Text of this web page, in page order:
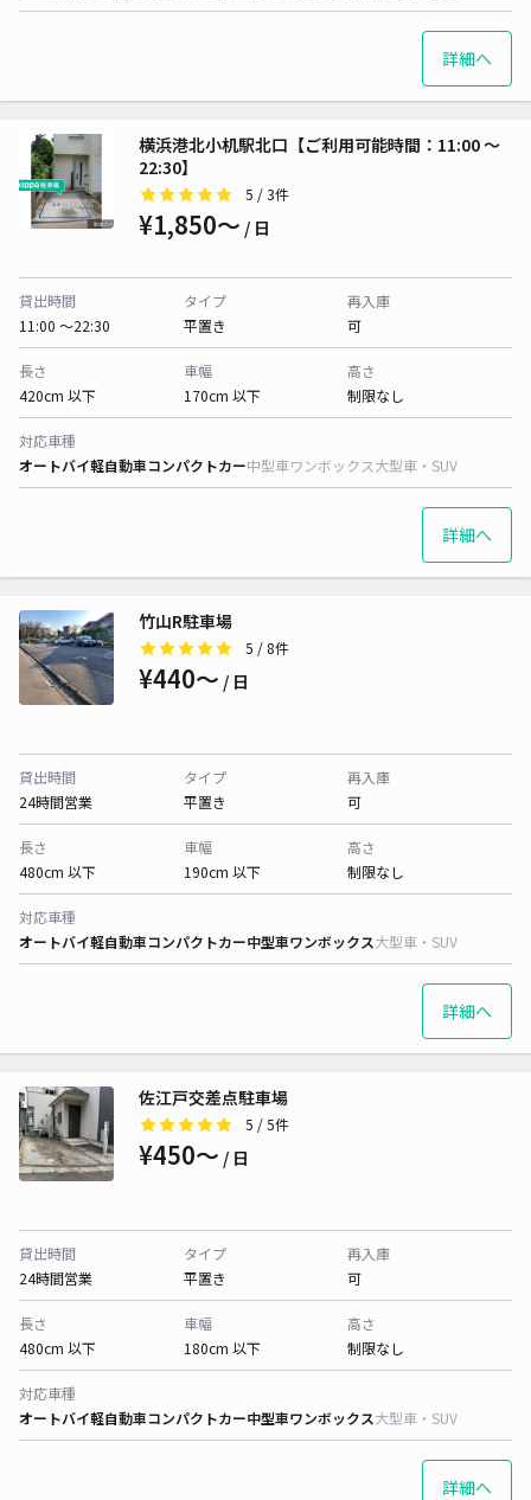
詳細へ
横浜港北小机駅北口【ご利用可能時間：11:00 〜
22:30】
5 / 3件
¥1,850〜 / 日
貸出時間
11:00 〜22:30
タイプ
平置き
再入庫
可
長さ
420cm 以下
車幅
170cm 以下
高さ
制限なし
対応車種
オートバイ軽自動車コンパクトカー中型車ワンボックス大型車・SUV
詳細へ
竹山R駐車場
5 / 8件
¥440〜 / 日
貸出時間
24時間営業
タイプ
平置き
再入庫
可
長さ
480cm 以下
車幅
190cm 以下
高さ
制限なし
対応車種
オートバイ軽自動車コンパクトカー中型車ワンボックス大型車・SUV
詳細へ
佐江戸交差点駐車場
5 / 5件
¥450〜 / 日
貸出時間
24時間営業
タイプ
平置き
再入庫
可
長さ
480cm 以下
車幅
180cm 以下
高さ
制限なし
対応車種
オートバイ軽自動車コンパクトカー中型車ワンボックス大型車・SUV
詳細へ